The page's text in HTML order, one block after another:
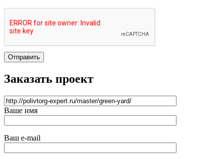
Отправить
Заказать проект
Ваше имя
Ваш e-mail